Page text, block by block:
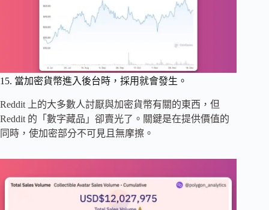
15. 當加密貨幣進入後台時，採用就會發生。
Reddit 上的大多數人討厭與加密貨幣有關的東西，但
Reddit 的「數字藏品」卻賣光了。關鍵是在提供價值的
同時，使加密部分不可見且無摩擦。